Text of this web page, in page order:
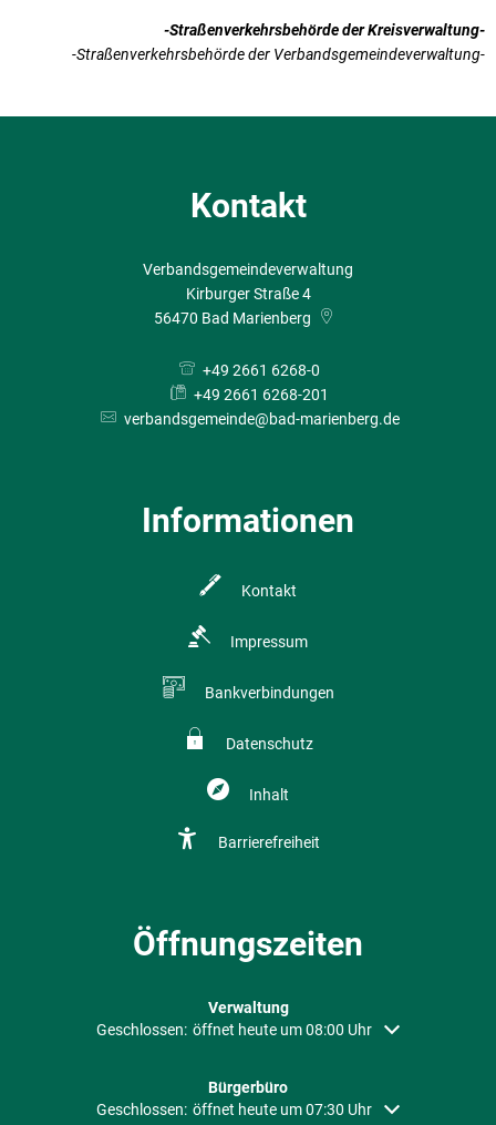
-Straßenverkehrsbehörde der Kreisverwaltung-
-Straßenverkehrsbehörde der Verbandsgemeindeverwaltung-
Kontakt
Verbandsgemeindeverwaltung
Kirburger Straße 4
56470 Bad Marienberg
+49 2661 6268-0
+49 2661 6268-201
verbandsgemeinde@bad-marienberg.de
Informationen
Kontakt
Impressum
Bankverbindungen
Datenschutz
Inhalt
Barrierefreiheit
Öffnungszeiten
Verwaltung
Klicken, um weitere Öffnungs- oder Schließzeiten
Geschlossen: öffnet heute um 08:00 Uhr
Bürgerbüro
Klicken, um weitere Öffnungs- oder Schließzeiten
Geschlossen: öffnet heute um 07:30 Uhr